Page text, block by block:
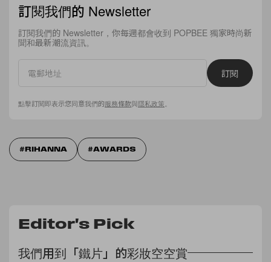
訂閱我們的 Newsletter
訂閱我們的 Newsletter，你每週都會收到 POPBEE 獨家時尚新
聞和最新潮流資訊。
訂閱
點擊訂閱即表示您同意我們的服務條款與隱私政策
RIHANNA AWARDS
Editor's Pick
我們用到「鐵片」的彩妝空空賞